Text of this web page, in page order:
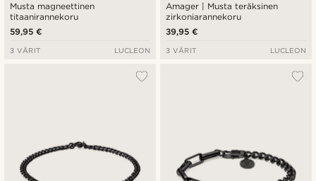
Musta magneettinen
titaanirannekoru
59,95 €
3 VÄRIT LUCLEON
Amager | Musta teräksinen
zirkoniarannekoru
39,95 €
3 VÄRIT LUCLEON